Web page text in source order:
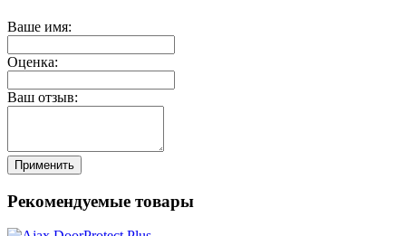
Ваше имя:
Оценка:
Ваш отзыв:
Применить
Рекомендуемые товары